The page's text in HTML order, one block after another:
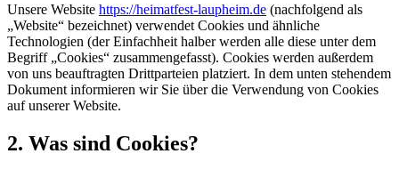
Unsere Website https://heimatfest-laupheim.de (nachfolgend als
„Website“ bezeichnet) verwendet Cookies und ähnliche
Technologien (der Einfachheit halber werden alle diese unter dem
Begriff „Cookies“ zusammengefasst). Cookies werden außerdem
von uns beauftragten Drittparteien platziert. In dem unten stehendem
Dokument informieren wir Sie über die Verwendung von Cookies
auf unserer Website.
2. Was sind Cookies?